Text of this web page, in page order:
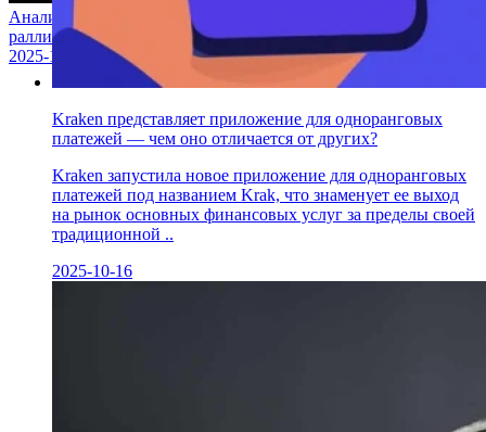
Аналитик прогнозирует, что рост биткойна может вызвать
ралли альткойнов
2025-10-16
Kraken представляет приложение для одноранговых
платежей — чем оно отличается от других?
Kraken запустила новое приложение для одноранговых
платежей под названием Krak, что знаменует ее выход
на рынок основных финансовых услуг за пределы своей
традиционной ..
2025-10-16